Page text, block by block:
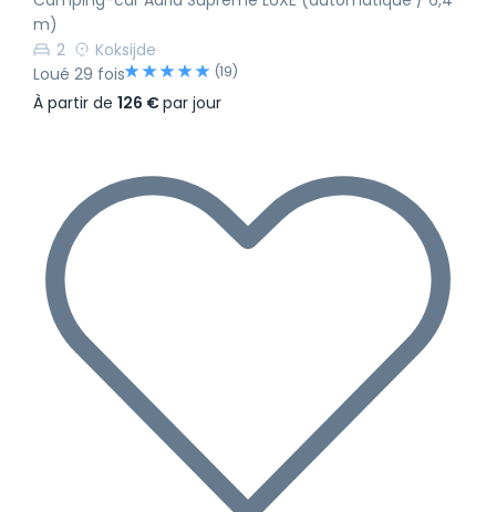
m)
2
Koksijde
Loué 29 fois
(19)
À partir de 126 €par jour